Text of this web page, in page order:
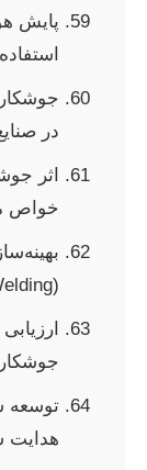
در
اثر
خواص
(Fiber Laser Welding) برای مواد بازتابنده.
هدایت